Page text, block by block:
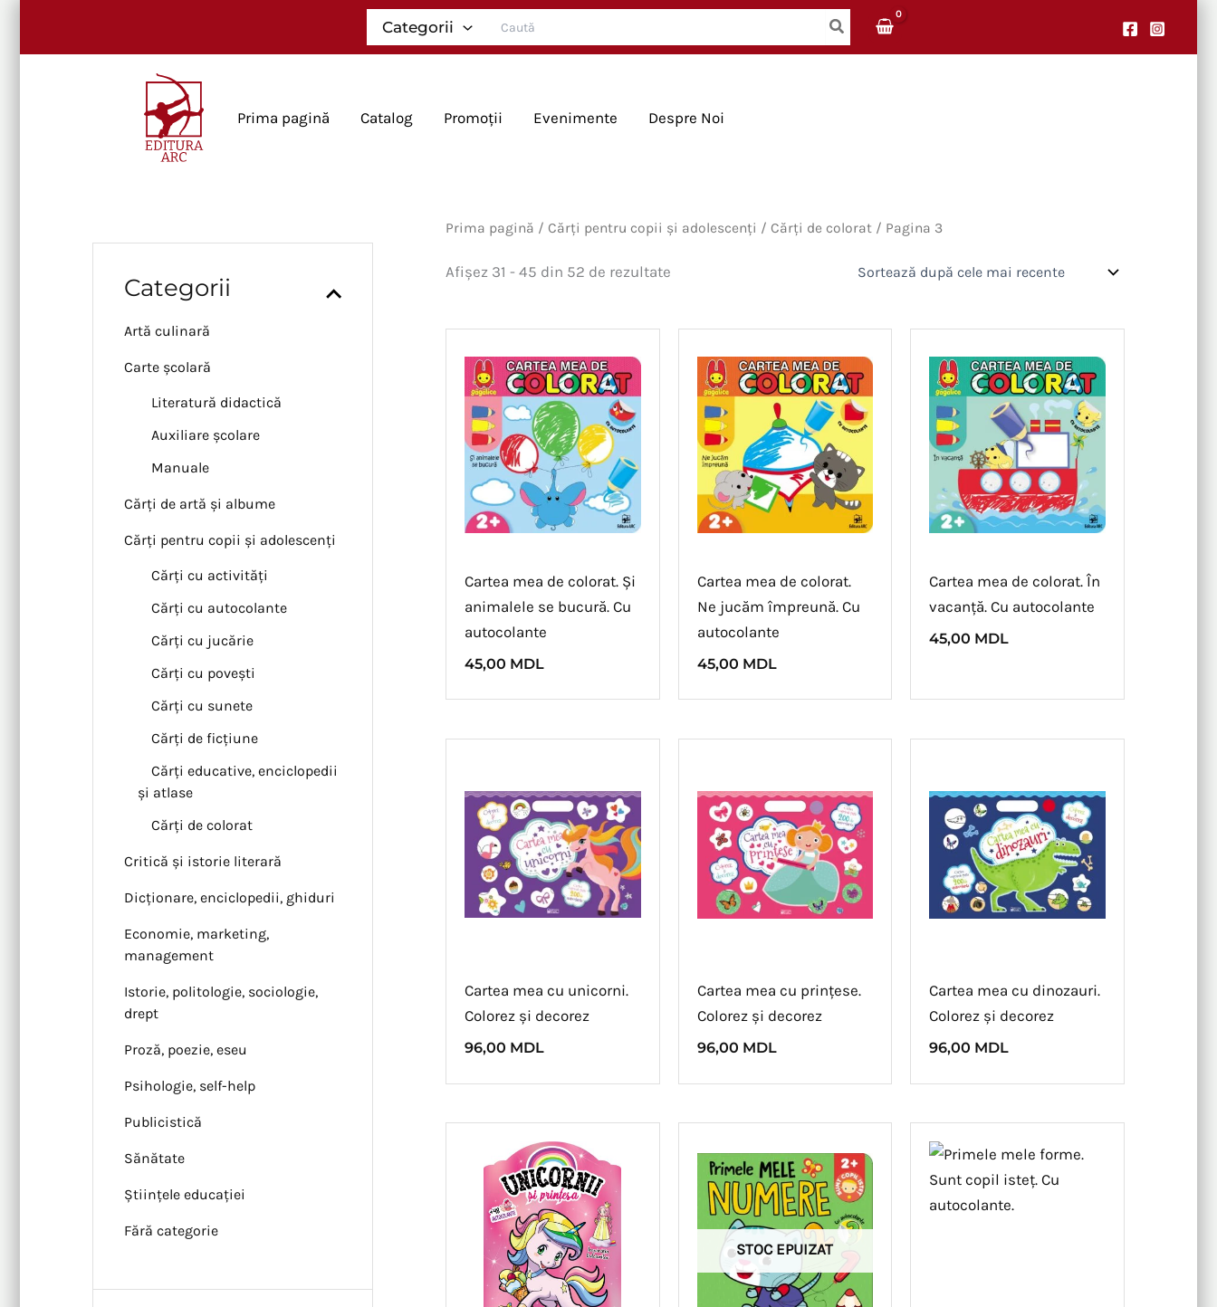
Categorii
for:
Prima pagină Catalog Promoții Evenimente Despre Noi
Categorii
Artă culinară
Carte școlară
Literatură didactică
Auxiliare școlare
Manuale
Cărți de artă și albume
Cărți pentru copii și adolescenți
Cărți cu activități
Cărți cu autocolante
Cărți cu jucărie
Cărți cu povești
Cărți cu sunete
Cărți de ficțiune
Cărți educative, enciclopedii
și atlase
Cărți de colorat
Critică și istorie literară
Dicționare, enciclopedii, ghiduri
Economie, marketing,
management
Istorie, politologie, sociologie,
drept
Proză, poezie, eseu
Psihologie, self-help
Publicistică
Sănătate
Științele educației
Fără categorie
Prima pagină / Cărți pentru copii și adolescenți / Cărți de colorat / Pagina 3
Afișez 31 - 45 din 52 de rezultate
recente
Cartea mea de colorat. Și
animalele se bucură. Cu
autocolante
45,00 MDL
Cartea mea de colorat.
Ne jucăm împreună. Cu
autocolante
45,00 MDL
Cartea mea de colorat. În
vacanță. Cu autocolante
45,00 MDL
Cartea mea cu unicorni.
Colorez și decorez
96,00 MDL
Cartea mea cu prințese.
Colorez și decorez
96,00 MDL
Cartea mea cu dinozauri.
Colorez și decorez
96,00 MDL
STOC EPUIZAT